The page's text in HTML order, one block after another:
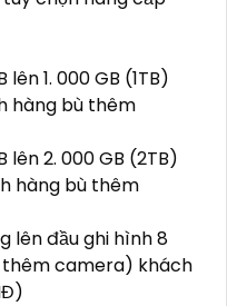
1. 000 GB (1TB)
hàng bù thêm
2. 000 GB (2TB)
hàng bù thêm
lên đầu ghi hình 8
thêm camera) khách